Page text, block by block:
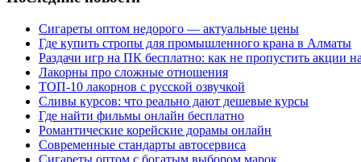
Сигареты оптом недорого — актуальные цены
Где купить стропы для промышленного крана в Алматы
Раздачи игр на ПК бесплатно: как не пропустить акции
Лакорны про сложные отношения
ТОП-10 лакорнов с русской озвучкой
Сливы курсов: что реально дают дешевые курсы
Где найти фильмы онлайн бесплатно
Романтические корейские дорамы онлайн
Современные стандарты автосервиса
Сигареты оптом с богатым выбором марок